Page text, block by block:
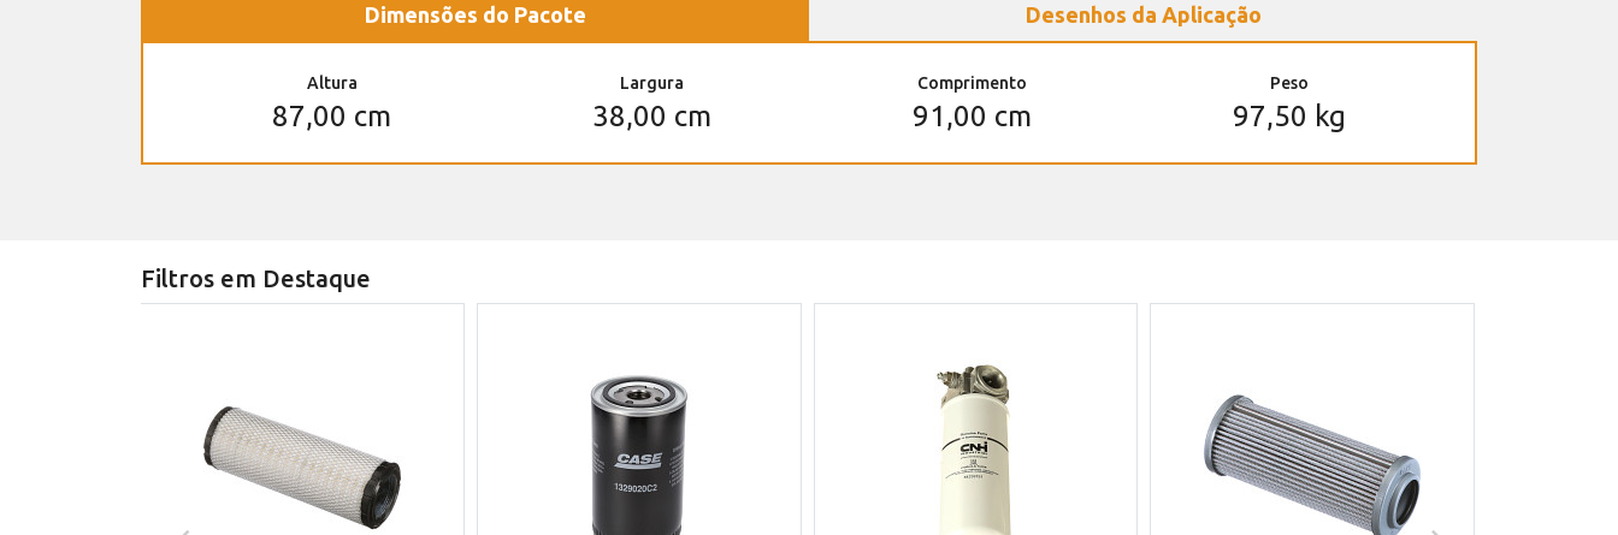
Dimensões do Pacote Desenhos da Aplicação
Altura
87,00 cm
Largura
38,00 cm
Comprimento
91,00 cm
Peso
97,50 kg
Filtros em Destaque